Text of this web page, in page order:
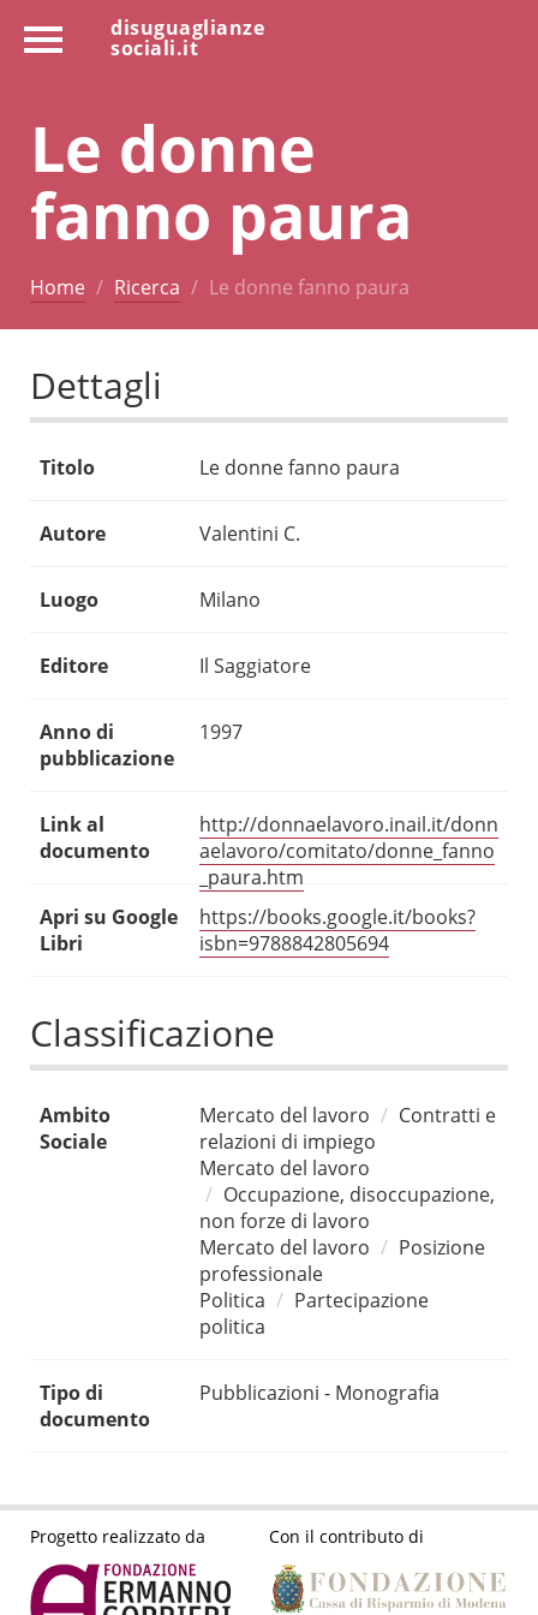
disuguaglianze
sociali.it
Le donne
fanno paura
Home Ricerca Le donne fanno paura
Dettagli
Titolo Le donne fanno paura
Autore Valentini C.
Luogo Milano
Editore Il Saggiatore
Anno di
pubblicazione
1997
Link al
documento
http://donnaelavoro.inail.it/donn
aelavoro/comitato/donne_fanno
_paura.htm
Apri su Google
Libri
https://books.google.it/books?
isbn=9788842805694
Classificazione
Ambito
Sociale
Mercato del lavoro
Contratti e
relazioni di impiego
Mercato del lavoro
Occupazione, disoccupazione,
non forze di lavoro
Mercato del lavoro
Posizione
professionale
Politica
Partecipazione
politica
Tipo di
documento
Pubblicazioni - Monografia
Progetto realizzato da Con il contributo di